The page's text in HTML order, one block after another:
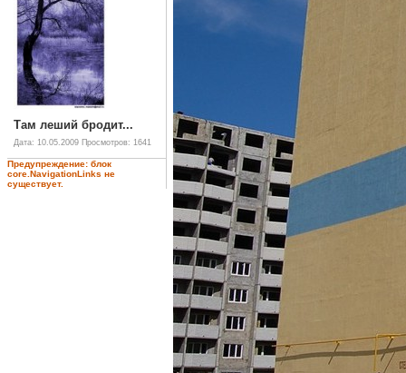
Там леший бродит...
Дата: 10.05.2009 Просмотров: 1641
Предупреждение: блок
core.NavigationLinks не
существует.